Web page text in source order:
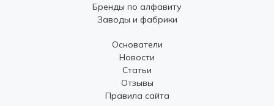
Бренды по алфавиту
Заводы и фабрики
Основатели
Новости
Статьи
Отзывы
Правила сайта